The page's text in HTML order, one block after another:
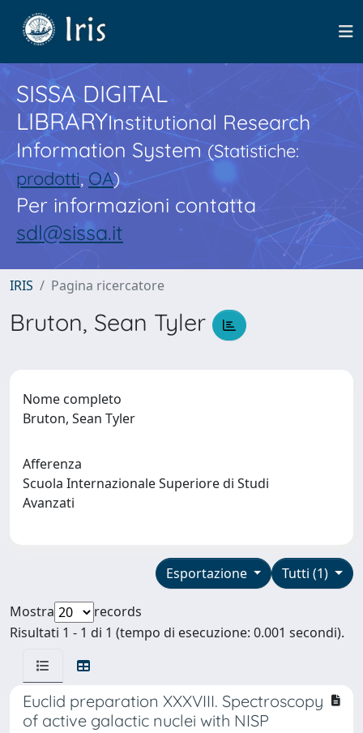
SISSA DIGITAL
LIBRARYInstitutional Research
Information System(Statistiche:
prodotti,OA)
Per informazioni contatta
sdl@sissa.it
IRIS Pagina ricercatore
Bruton, Sean Tyler
Nome completo
Bruton, Sean Tyler
Afferenza
Scuola Internazionale Superiore di Studi
Avanzati
Tutti (1)
Esportazione
Mostra
records
Risultati 1 - 1 di 1 (tempo di esecuzione: 0.001 secondi).
Euclid preparation XXXVIII. Spectroscopy
of active galactic nuclei with NISP